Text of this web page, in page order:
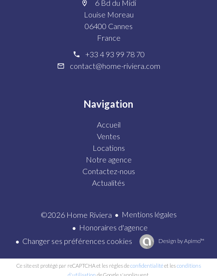
6 Bd du Midi
Louise Moreau
06400 Cannes
France
+33 4 93 99 78 70
contact@home-riviera.com
Navigation
Accueil
Ventes
Locations
Notre agence
Contactez-nous
Actualités
©2026 Home Riviera
Mentions légales
Honoraires d'agence
Changer ses préférences cookies
Design byApimo™
Ce site est protégé par reCAPTCHA et les règles deconfidentialitéet lesconditions
d'utilisation de Google s'appliquent.